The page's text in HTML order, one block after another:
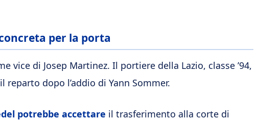
per la porta
vice di Josep Martinez. Il portiere della Lazio, classe ’94,
dopo l’addio di Yann Sommer.
potrebbe accettare il trasferimento alla corte di